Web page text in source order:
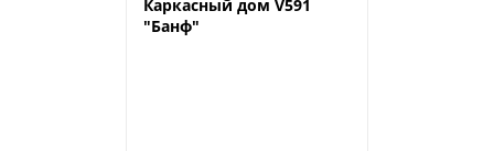
Каркасный дом V591
"Банф"